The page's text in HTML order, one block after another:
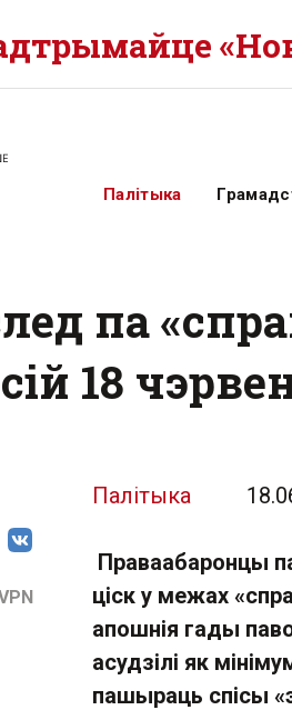
Палітыка
па
18
Палітыка
Праваабаронцы
ціск у межах
апошнія гады
асудзілі як
пашыраць спісы